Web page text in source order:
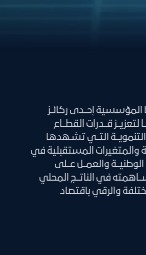
إحــدى ركائــز
قــدرات القطــاع
التــي تشـهدها
والمتغيرات المستقبلية في
والعمــل عــلى
في الناتــج المحلي
والرقي باقتصاد